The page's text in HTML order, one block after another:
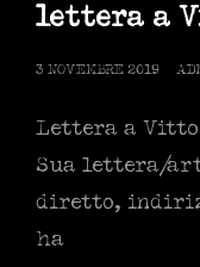
lettera a
POSTED
3 NOVEMBRE 2019
Lettera a
Sua lettera/
diretto,
ha